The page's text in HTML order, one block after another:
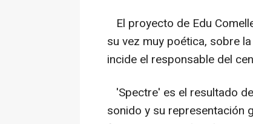
El proyecto de Edu
su vez muy poética, sobre
incide el responsable del
'Spectre' es el resultado
sonido y su representación